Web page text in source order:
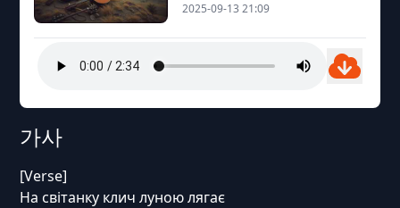
2025-09-13 21:09
가사
[Verse]
На світанку клич луною лягає